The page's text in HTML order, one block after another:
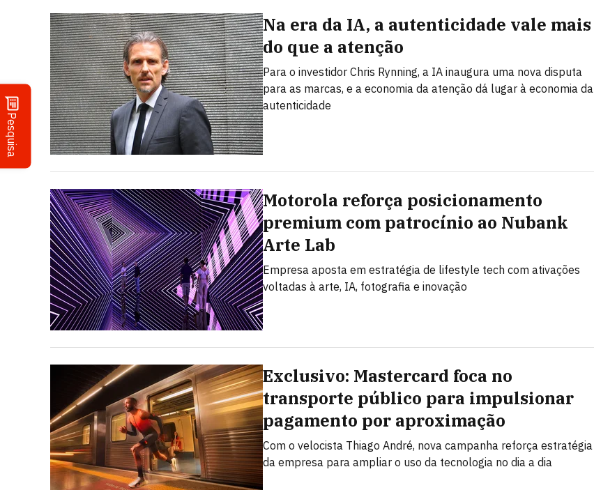
Pesquisa
Na era da IA, a autenticidade vale mais
do que a atenção
Para o investidor Chris Rynning, a IA inaugura uma nova disputa
para as marcas, e a economia da atenção dá lugar à economia da
autenticidade
Motorola reforça posicionamento
premium com patrocínio ao Nubank
Arte Lab
Empresa aposta em estratégia de lifestyle tech com ativações
voltadas à arte, IA, fotografia e inovação
Exclusivo: Mastercard foca no
transporte público para impulsionar
pagamento por aproximação
Com o velocista Thiago André, nova campanha reforça estratégia
da empresa para ampliar o uso da tecnologia no dia a dia